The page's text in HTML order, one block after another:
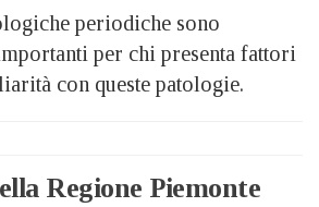
periodiche sono
per chi presenta fattori
con queste patologie.
Regione Piemonte